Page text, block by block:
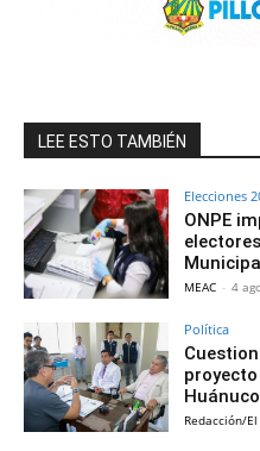
LEE ESTO TAMBIÉN
Elecciones
ONPE
MEAC - 4
Política
Huánuco
Redacción/